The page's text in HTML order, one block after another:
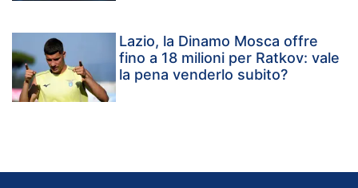
Lazio, la Dinamo Mosca offre
fino a 18 milioni per Ratkov: vale
la pena venderlo subito?